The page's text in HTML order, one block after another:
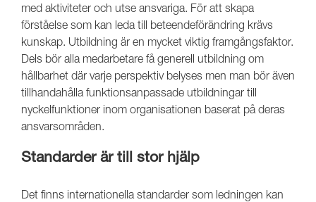
med aktiviteter och utse ansvariga. För att skapa
förståelse som kan leda till beteendeförändring krävs
kunskap. Utbildning är en mycket viktig framgångsfaktor.
Dels bör alla medarbetare få generell utbildning om
hållbarhet där varje perspektiv belyses men man bör även
tillhandahålla funktionsanpassade utbildningar till
nyckelfunktioner inom organisationen baserat på deras
ansvarsområden.
Standarder är till stor hjälp
Det finns internationella standarder som ledningen kan